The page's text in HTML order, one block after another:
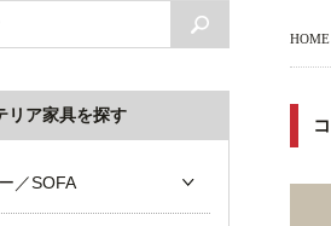
HOME
リア家具を探す
／SOFA